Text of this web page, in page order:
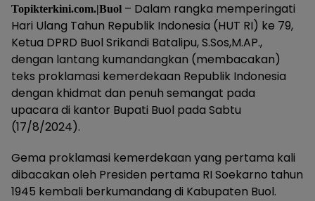
Topikterkini.com.|Buol – Dalam rangka memperingati
Hari Ulang Tahun Republik Indonesia (HUT RI) ke 79,
Ketua DPRD Buol Srikandi Batalipu, S.Sos,M.AP.,
dengan lantang kumandangkan (membacakan)
teks proklamasi kemerdekaan Republik Indonesia
dengan khidmat dan penuh semangat pada
upacara di kantor Bupati Buol pada Sabtu
(17/8/2024).
Gema proklamasi kemerdekaan yang pertama kali
dibacakan oleh Presiden pertama RI Soekarno tahun
1945 kembali berkumandang di Kabupaten Buol.